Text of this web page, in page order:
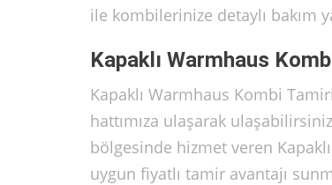
ile kombilerinize detaylı bakım
Kapaklı Warmhaus
Kapaklı Warmhaus Kombi
hattımıza ulaşarak
bölgesinde hizmet veren
uygun fiyatlı tamir avantajı